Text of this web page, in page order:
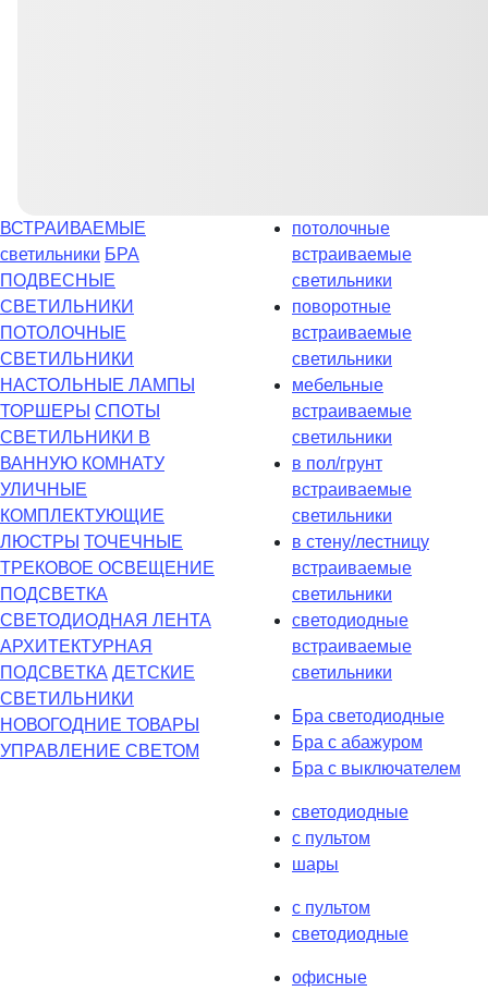
ВСТРАИВАЕМЫЕ
светильники БРА
ПОДВЕСНЫЕ
СВЕТИЛЬНИКИ
ПОТОЛОЧНЫЕ
СВЕТИЛЬНИКИ
НАСТОЛЬНЫЕ ЛАМПЫ
ТОРШЕРЫ СПОТЫ
СВЕТИЛЬНИКИ В
ВАННУЮ КОМНАТУ
УЛИЧНЫЕ
КОМПЛЕКТУЮЩИЕ
ЛЮСТРЫ ТОЧЕЧНЫЕ
ТРЕКОВОЕ ОСВЕЩЕНИЕ
ПОДСВЕТКА
СВЕТОДИОДНАЯ ЛЕНТА
АРХИТЕКТУРНАЯ
ПОДСВЕТКА ДЕТСКИЕ
СВЕТИЛЬНИКИ
НОВОГОДНИЕ ТОВАРЫ
УПРАВЛЕНИЕ СВЕТОМ
потолочные
встраиваемые
светильники
поворотные
встраиваемые
светильники
мебельные
встраиваемые
светильники
в пол/грунт
встраиваемые
светильники
в стену/лестницу
встраиваемые
светильники
светодиодные
встраиваемые
светильники
Бра светодиодные
Бра с абажуром
Бра с выключателем
светодиодные
с пультом
шары
с пультом
светодиодные
офисные